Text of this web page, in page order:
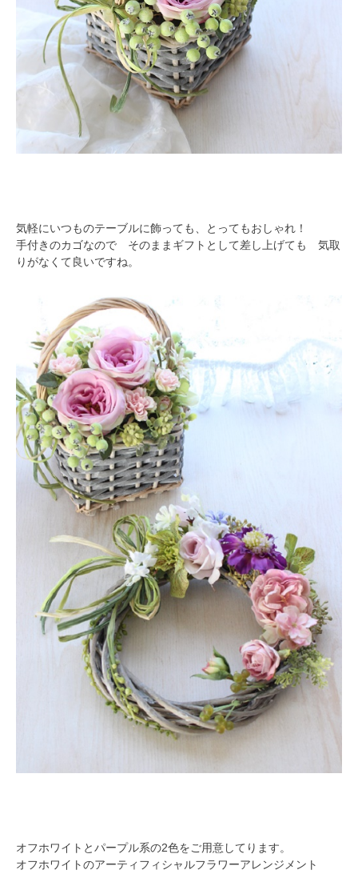
気軽にいつものテーブルに飾っても、とってもおしゃれ！
手付きのカゴなので そのままギフトとして差し上げても 気取
りがなくて良いですね。
オフホワイトとパープル系の2色をご用意してります。
オフホワイトのアーティフィシャルフラワーアレンジメント